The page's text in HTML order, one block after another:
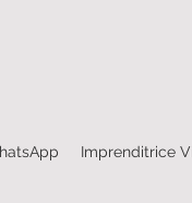
Imprenditrice